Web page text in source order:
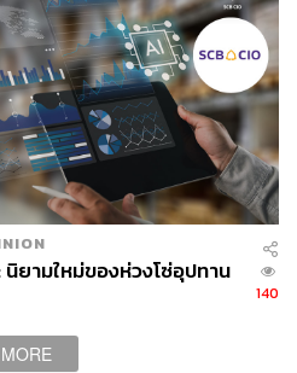
350
WEALTH
ยามใหม่ของห่วงโซ่อุปทาน
140
MORE